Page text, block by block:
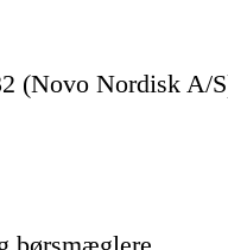
(Novo Nordisk A/